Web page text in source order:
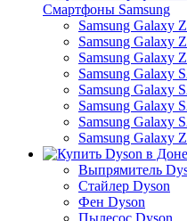
Смартфоны Samsung
Samsung Galaxy
Samsung Galaxy
Samsung Galaxy
Samsung Galaxy
Samsung Galaxy
Samsung Galaxy
Samsung Galaxy
Samsung Galaxy
Выпрямитель
Стайлер Dyson
Фен Dyson
Пылесос Dyson